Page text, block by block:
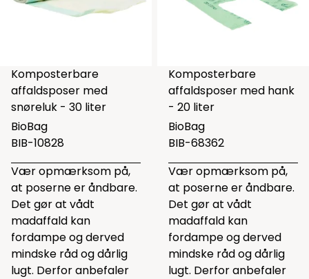
Komposterbare
affaldsposer med
snøreluk - 30 liter
BioBag
BIB-10828
Vær opmærksom på,
at poserne er åndbare.
Det gør at vådt
madaffald kan
fordampe og derved
mindske råd og dårlig
lugt. Derfor anbefaler
Komposterbare
affaldsposer med hank
- 20 liter
BioBag
BIB-68362
Vær opmærksom på,
at poserne er åndbare.
Det gør at vådt
madaffald kan
fordampe og derved
mindske råd og dårlig
lugt. Derfor anbefaler